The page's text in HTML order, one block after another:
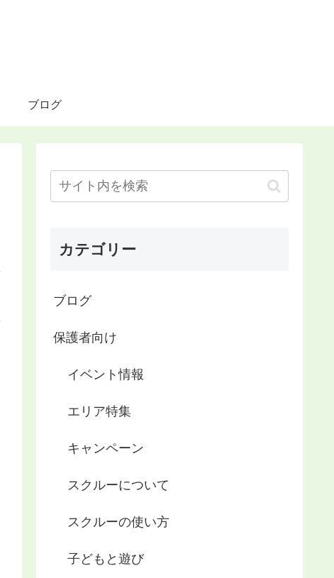
ブログ
カテゴリー
ブログ
保護者向け
イベント情報
エリア特集
キャンペーン
スクルーについて
スクルーの使い方
子どもと遊び